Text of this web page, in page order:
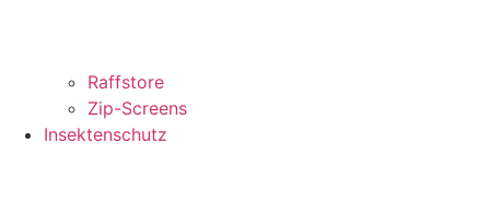
Raffstore
Zip-Screens
Insektenschutz